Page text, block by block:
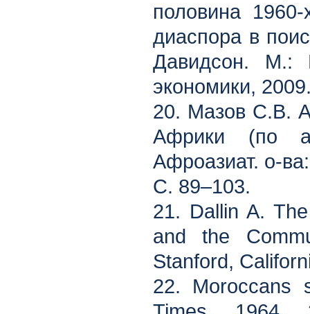
половина
диаспора в
Давидсон.
экономики,
20. Мазов С.В.
Африки (по
Афроазиат. о-
С. 89–103.
21. Dallin A.
and the
Stanford,
22. Moroccans